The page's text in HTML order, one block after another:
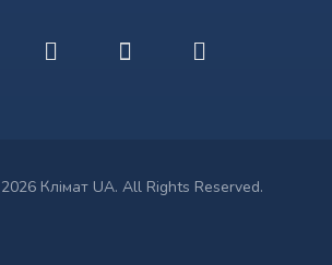
Клімат UA. All Rights Reserved.